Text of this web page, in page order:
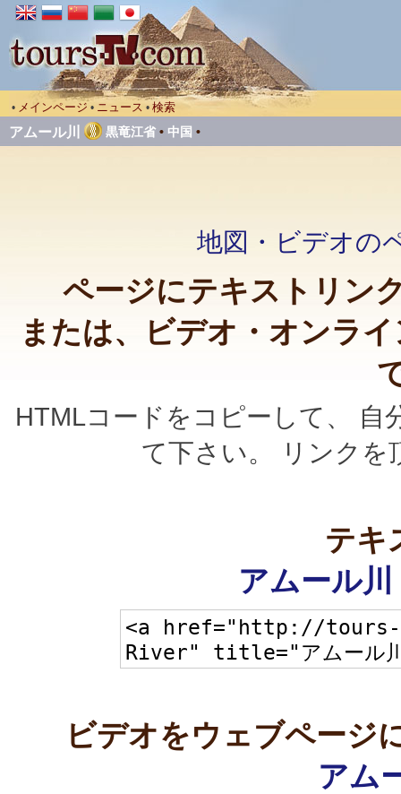
• メインページ • ニュース • 検索
アムール川 黒竜江省 • 中国 •
地図・ビデオの
ページにテキストリン
または、ビデオ・オンラ
HTMLコードをコピーして、
て下さい。 リンクを
テキ
アムール
ビデオをウェブページ
アム